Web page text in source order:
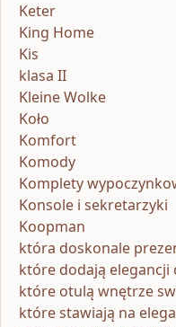
Keter
King Home
Kis
klasa II
Kleine Wolke
Koło
Komfort
Komody
Komplety
Konsole i sekretarzyki
Koopman
która doskonale
które dodają elegancji
które otulą wnętrze
które stawiają na